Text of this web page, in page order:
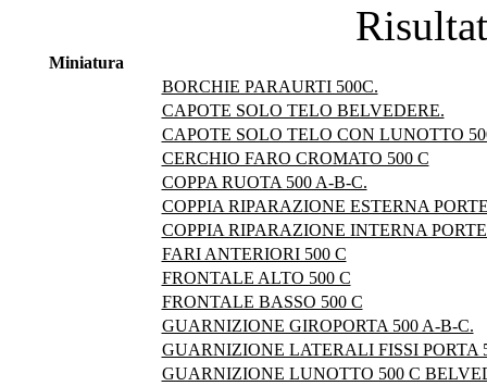
Miniatura
BORCHIE PARAURTI 500C.
CAPOTE SOLO TELO BELVEDERE.
CAPOTE SOLO TELO CON LUNOTTO
CERCHIO FARO CROMATO 500 C
COPPA RUOTA 500 A-B-C.
COPPIA RIPARAZIONE ESTERNA
COPPIA RIPARAZIONE INTERNA
FARI ANTERIORI 500 C
FRONTALE ALTO 500 C
FRONTALE BASSO 500 C
GUARNIZIONE GIROPORTA 500 A-B-C.
GUARNIZIONE LATERALI FISSI PORTA
GUARNIZIONE LUNOTTO 500 C